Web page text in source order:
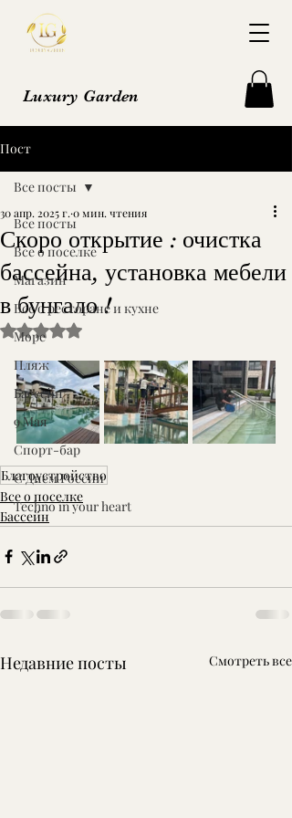
Luxury Garden
Пост
Все посты
Все о поселке
Магазин
Все о ресторане и кухне
Море
Пляж
Бассейн
9 Мая
Спорт-бар
С Днем России
Techno in your heart
Все посты
Скоро открытие : очистка
бассейна, установка мебели
в бунгало !
30 апр. 2025 г. 0 мин. чтения
Оценка: не число из 5 звезд.
Благоустройство
Все о поселке
Бассейн
Недавние посты Смотреть все